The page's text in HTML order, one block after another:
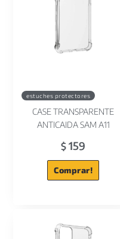
estuches protectores
CASE TRANSPARENTE
ANTICAIDA SAM A11
$ 159
Comprar!